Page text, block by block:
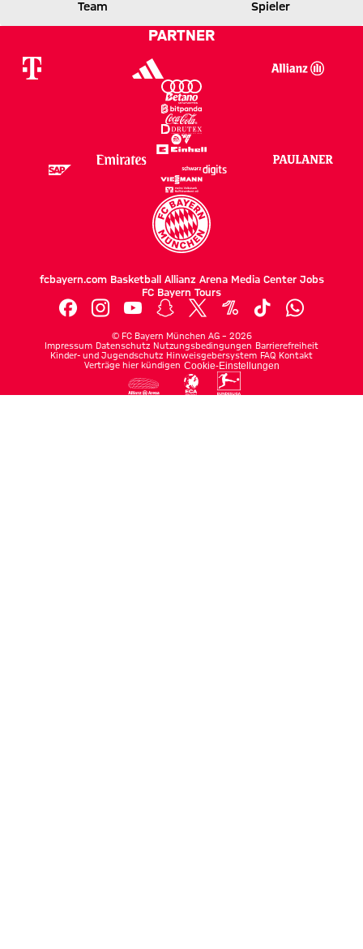
BVB
Zwischenergebnis:
0 zu 1 nach Erste Halbzeit
FCB
Team Spieler
PARTNER
fcbayern.com Basketball Allianz Arena Media Center Jobs
FC Bayern Tours
© FC Bayern München AG – 2026
Impressum Datenschutz Nutzungsbedingungen Barrierefreiheit
Kinder- und Jugendschutz Hinweisgebersystem FAQ Kontakt
Verträge hier kündigen Cookie-Einstellungen